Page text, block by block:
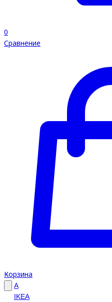
0
Сравнение
Корзина
A
IKEA